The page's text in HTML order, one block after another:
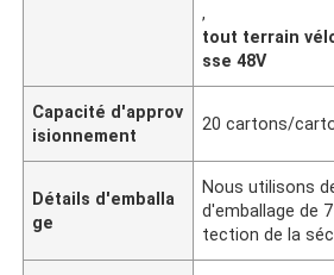
,
tout terrain
sse 48V
Capacité d'approv
isionnement
20 cartons/
Détails d'emballa
ge
Nous utilisons
d'emballage de
tection de la